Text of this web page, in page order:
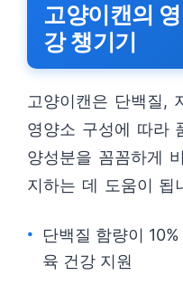
고양이캔의
강 챙기기
고양이캔은 단백질,
영양소 구성에 따라
양성분을 꼼꼼하게
지하는 데 도움이 됩
단백질 함량이
육 건강 지원